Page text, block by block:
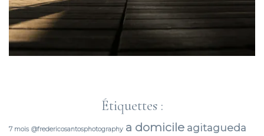
Étiquettes :
7 mois @fredericosantosphotography a domicile agitagueda